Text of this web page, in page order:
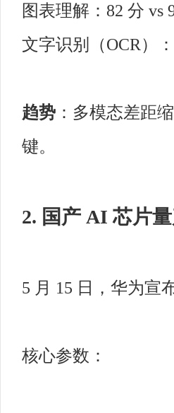
图表理解：82 分 vs
文字识别（OCR）
趋势 ：多模态差距
键。
2. 国产 AI 芯片
5 月 15 日，华为宣
核心参数：